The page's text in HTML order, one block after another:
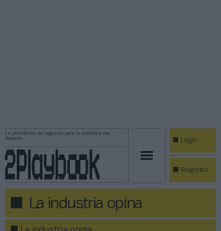
La plataforma de negocios para la industria del
deporte
Login
Registro
La industria opina